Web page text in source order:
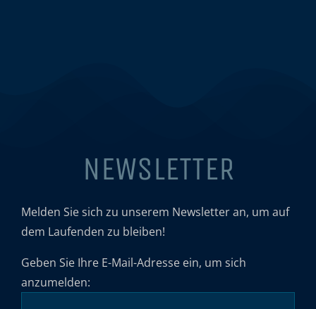
NEWSLETTER
Melden Sie sich zu unserem Newsletter an, um auf
dem Laufenden zu bleiben!
Geben Sie Ihre E-Mail-Adresse ein, um sich
anzumelden: